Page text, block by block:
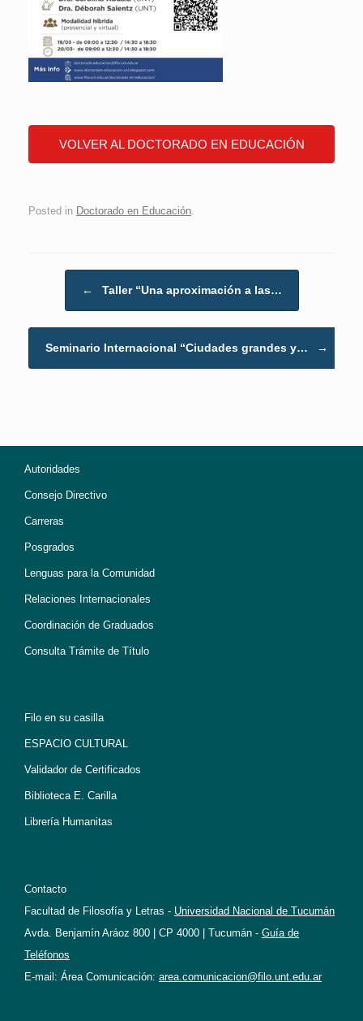
VOLVER AL DOCTORADO EN EDUCACIÓN
Posted in Doctorado en Educación.
← Taller “Una aproximación a las…
Seminario Internacional “Ciudades grandes y… →
Autoridades
Consejo Directivo
Carreras
Posgrados
Lenguas para la Comunidad
Relaciones Internacionales
Coordinación de Graduados
Consulta Trámite de Título
Filo en su casilla
ESPACIO CULTURAL
Validador de Certificados
Biblioteca E. Carilla
Librería Humanitas
Contacto
Facultad de Filosofía y Letras - Universidad Nacional de Tucumán
Avda. Benjamín Aráoz 800 | CP 4000 | Tucumán - Guía de
Teléfonos
E-mail: Área Comunicación: area.comunicacion@filo.unt.edu.ar